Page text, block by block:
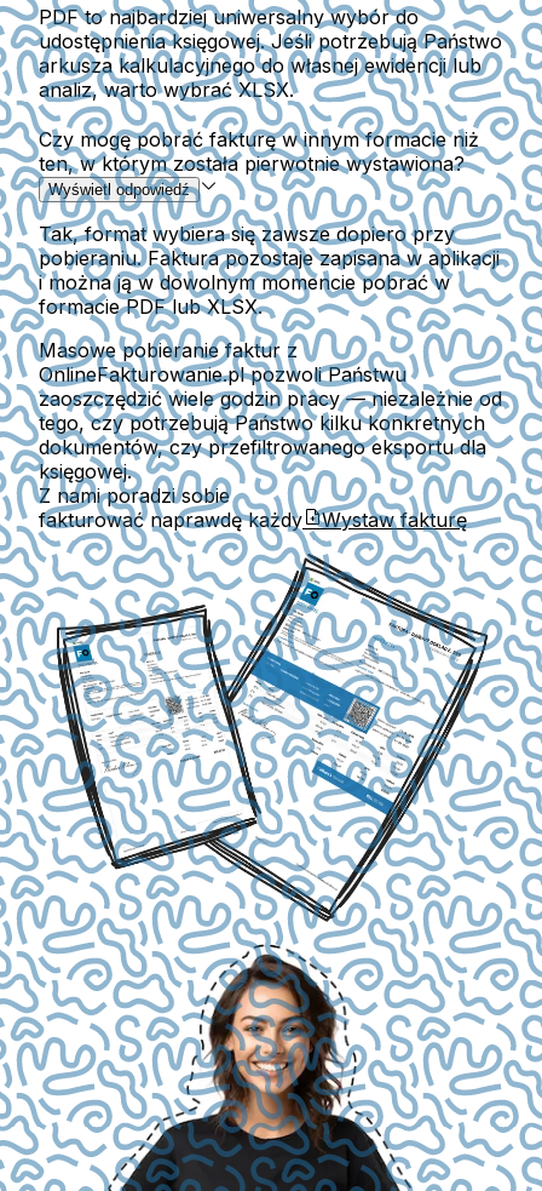
PDF to najbardziej uniwersalny wybór do
udostępnienia księgowej. Jeśli potrzebują Państwo
arkusza kalkulacyjnego do własnej ewidencji lub
analiz, warto wybrać XLSX.
Czy mogę pobrać fakturę w innym formacie niż
ten, w którym została pierwotnie wystawiona?
Wyświetl odpowiedź
Tak, format wybiera się zawsze dopiero przy
pobieraniu. Faktura pozostaje zapisana w aplikacji
i można ją w dowolnym momencie pobrać w
formacie PDF lub XLSX.
Masowe pobieranie faktur z
OnlineFakturowanie.pl pozwoli Państwu
zaoszczędzić wiele godzin pracy — niezależnie od
tego, czy potrzebują Państwo kilku konkretnych
dokumentów, czy przefiltrowanego eksportu dla
księgowej.
Z nami poradzi sobie
fakturować naprawdę każdy
Wystaw fakturę